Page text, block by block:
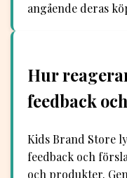
angående deras
Hur
feedback
Kids Brand Store
feedback och
och produkter.